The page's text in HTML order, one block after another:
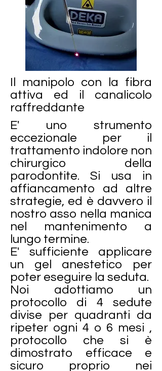
E' uno strumento
eccezionale per il
trattamento indolore non
chirurgico della
parodontite. Si usa in
affiancamento ad altre
strategie, ed è davvero il
nostro asso nella manica
nel mantenimento a
lungo termine.
E' sufficiente applicare
un gel anestetico per
poter eseguire la seduta.
Noi adottiamo un
protocollo di 4 sedute
divise per quadranti da
ripeter ogni 4 o 6 mesi ,
protocollo che si è
dimostrato efficace e
sicuro proprio nei
Il manipolo con la fibra
attiva ed il canalicolo
raffreddante